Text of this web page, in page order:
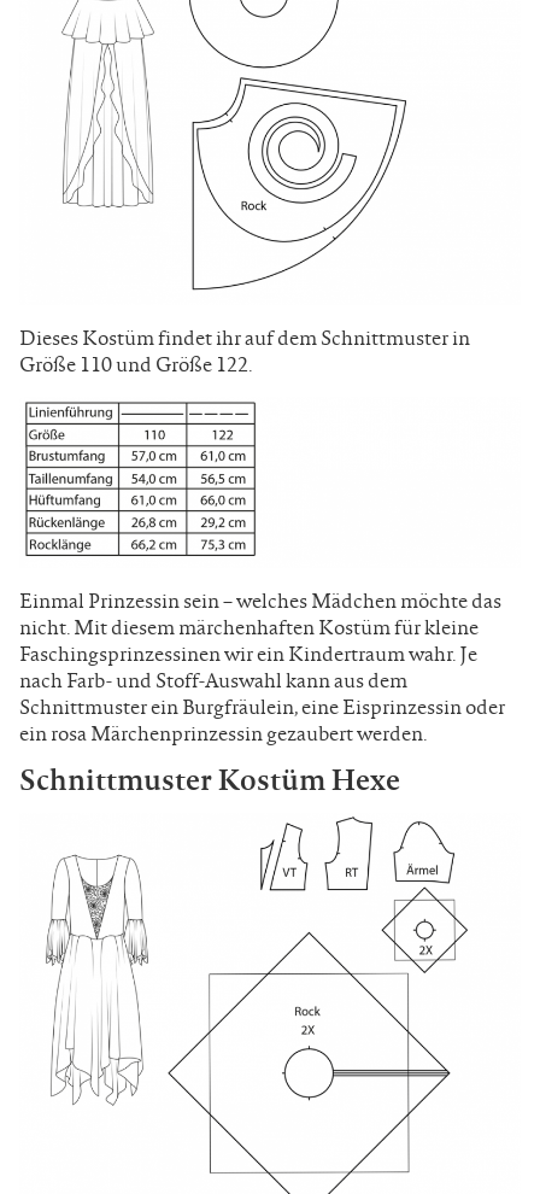
Dieses Kostüm findet ihr auf dem Schnittmuster in
Größe 110 und Größe 122.
Einmal Prinzessin sein – welches Mädchen möchte das
nicht. Mit diesem märchenhaften Kostüm für kleine
Faschingsprinzessinen wir ein Kindertraum wahr. Je
nach Farb- und Stoff-Auswahl kann aus dem
Schnittmuster ein Burgfräulein, eine Eisprinzessin oder
ein rosa Märchenprinzessin gezaubert werden.
Schnittmuster Kostüm Hexe